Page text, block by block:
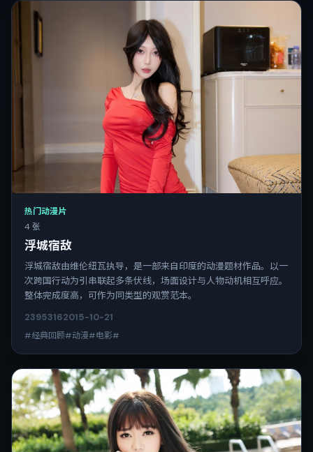
热门动漫片
4 张
浮城宿敌
浮城宿敌由维伦纽瓦执导，是一部来自印度的动漫题材作品。以一
次跨国行动为引串联起多条伏线，场面设计与人物动机相互呼应。
整体完成度高，可作为同类型的观赏范本。
23953162015-10-21
#经典回顾#动漫#电影#